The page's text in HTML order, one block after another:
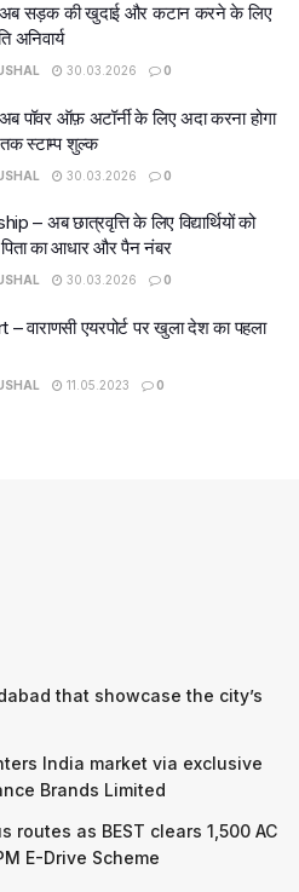
अब सड़क की खुदाई और कटान करने के लिए
अनिवार्य
30.03.2026 0
पॉवर ऑफ़ अटॉर्नी के लिए अदा करना होगा
स्टाम्प शुल्क
30.03.2026 0
– अब छात्रवृत्ति के लिए विद्यार्थियों को
का आधार और पैन नंबर
30.03.2026 0
वाराणसी एयरपोर्ट पर खुला देश का पहला
11.05.2023 0
that showcase the city’s
India market via exclusive
Brands Limited
routes as BEST clears 1,500 AC
E-Drive Scheme